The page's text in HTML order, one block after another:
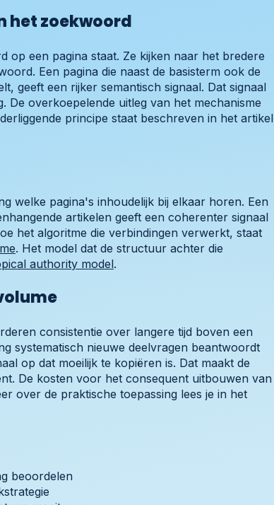
het zoekwoord
op een pagina staat. Ze kijken naar het bredere
Een pagina die naast de basisterm ook de
geeft een rijker semantisch signaal. Dat signaal
De overkoepelende uitleg van het mechanisme
principe staat beschreven in het artikel
welke pagina's inhoudelijk bij elkaar horen. Een
artikelen geeft een coherenter signaal
het algoritme die verbindingen verwerkt, staat
. Het model dat de structuur achter die
authority model.
consistentie over langere tijd boven een
systematisch nieuwe deelvragen beantwoordt
op dat moeilijk te kopiëren is. Dat maakt de
De kosten voor het consequent uitbouwen van
over de praktische toepassing lees je in het
beoordelen